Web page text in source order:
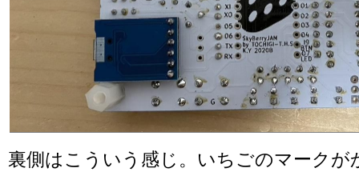
裏側はこういう感じ。いちごのマークが